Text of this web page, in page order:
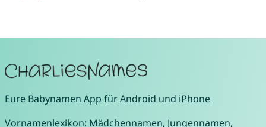
Eure Babynamen App fürAndroid und iPhone
Vornamenlexikon: Mädchennamen, Jungennamen,